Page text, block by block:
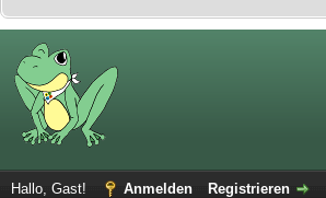
Hallo, Gast! Anmelden Registrieren